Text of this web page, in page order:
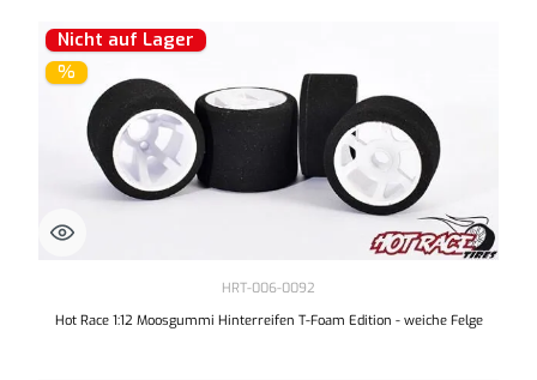
Nicht auf Lager
%
HRT-006-0092
Hot Race 1:12 Moosgummi Hinterreifen T-Foam Edition - weiche Felge